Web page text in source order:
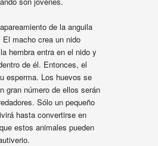
de la anguila
macho crea un nido
hembra entra en el nido y
de él. Entonces, el
esperma. Los huevos se
gran número de ellos serán
Sólo un pequeño
hasta convertirse en
estos animales pueden